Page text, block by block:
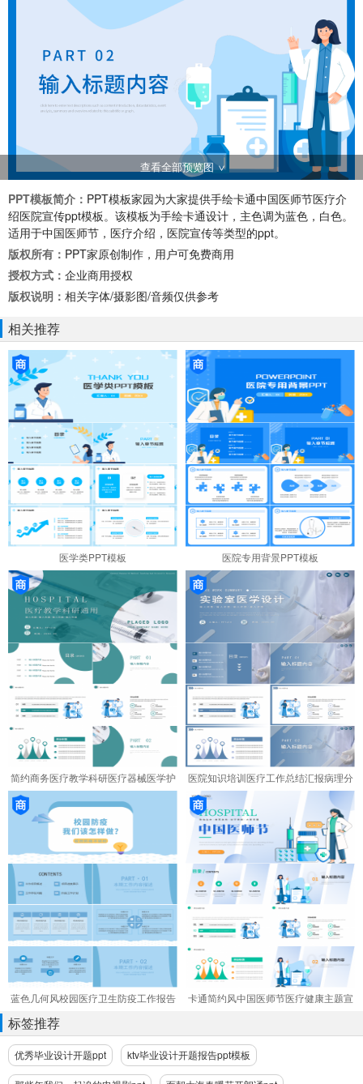
查看全部预览图
PPT模板简介： PPT模板家园为大家提供手绘卡通中国医师节医疗介
绍医院宣传ppt模板。该模板为手绘卡通设计，主色调为蓝色，白色。
适用于中国医师节，医疗介绍，医院宣传等类型的ppt。
版权所有： PPT家原创制作，用户可免费商用
授权方式： 企业商用授权
版权说明： 相关字体/摄影图/音频仅供参考
相关推荐
医学类PPT模板 医院专用背景PPT模板
简约商务医疗教学科研医疗器械医学护
理工作总结工作汇报通用PPT模板下载
医院知识培训医疗工作总结汇报病理分
析医学生答辩PPT模板下载
蓝色几何风校园医疗卫生防疫工作报告
卡通简约风中国医师节医疗健康主题宣
标签推荐
优秀毕业设计开题ppt ktv毕业设计开题报告ppt模板